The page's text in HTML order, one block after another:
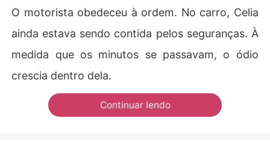
O motorista obedeceu à ordem. No carro, Celia
ainda estava sendo contida pelos seguranças. À
medida que os minutos se passavam, o ódio
crescia dentro dela.
Continuar lendo